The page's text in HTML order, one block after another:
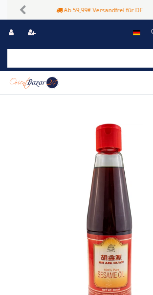
Sichere Zahlungsmöglichkeiten
Previous